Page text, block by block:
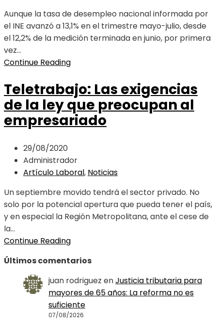
Aunque la tasa de desempleo nacional informada por
el INE avanzó a 13,1% en el trimestre mayo-julio, desde
el 12,2% de la medición terminada en junio, por primera
vez...
Continue Reading
Teletrabajo: Las exigencias
de la ley que preocupan al
empresariado
29/08/2020
Administrador
Artículo Laboral, Noticias
Un septiembre movido tendrá el sector privado. No
solo por la potencial apertura que pueda tener el país,
y en especial la Región Metropolitana, ante el cese de
la...
Continue Reading
Últimos comentarios
juan rodriguez enJusticia tributaria para
mayores de 65 años: La reforma no es
suficiente
07/08/2026